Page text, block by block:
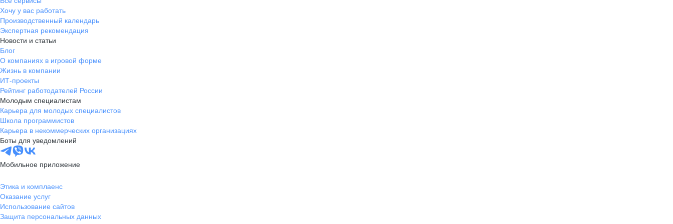
Хочу у вас работать
Производственный календарь
Экспертная рекомендация
Новости и статьи
Блог
О компаниях в игровой форме
Жизнь в компании
ИТ-проекты
Рейтинг работодателей России
Молодым специалистам
Карьера для молодых специалистов
Школа программистов
Карьера в некоммерческих организациях
Боты для уведомлений
Мобильное приложение
Этика и комплаенс
Оказание услуг
Использование сайтов
Защита персональных данных